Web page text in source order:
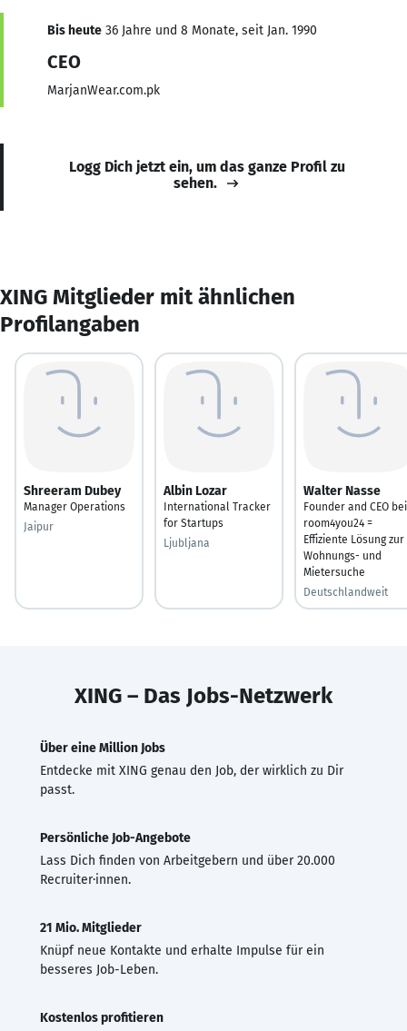
Bis heute 36 Jahre und 8 Monate, seit Jan. 1990
CEO
MarjanWear.com.pk
Logg Dich jetzt ein, um das ganze Profil zu
sehen.
XING Mitglieder mit ähnlichen
Profilangaben
Shreeram Dubey
Manager Operations
Jaipur
Albin Lozar
International Tracker
for Startups
Ljubljana
Walter Nasse
Founder and CEO bei
room4you24 =
Effiziente Lösung zur
Wohnungs- und
Mietersuche
Deutschlandweit
XING – Das Jobs-Netzwerk
Über eine Million Jobs
Entdecke mit XING genau den Job, der wirklich zu Dir
passt.
Persönliche Job-Angebote
Lass Dich finden von Arbeitgebern und über 20.000
Recruiter·innen.
21 Mio. Mitglieder
Knüpf neue Kontakte und erhalte Impulse für ein
besseres Job-Leben.
Kostenlos profitieren